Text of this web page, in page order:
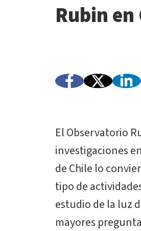
Rubin en
El Observatorio
investigaciones
de Chile lo
tipo de
estudio de la luz
mayores